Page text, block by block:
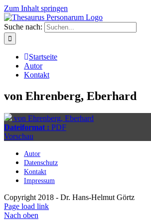
Zum Inhalt springen
Suche nach:
Startseite
Autor
Kontakt
von Ehrenberg, Eberhard
von Ehrenberg, Eberhard
Dateiformat : PDF
Vorschau
Autor
Datenschutz
Kontakt
Impressum
Copyright 2018 - Dr. Hans-Helmut Görtz
Page load link
Nach oben